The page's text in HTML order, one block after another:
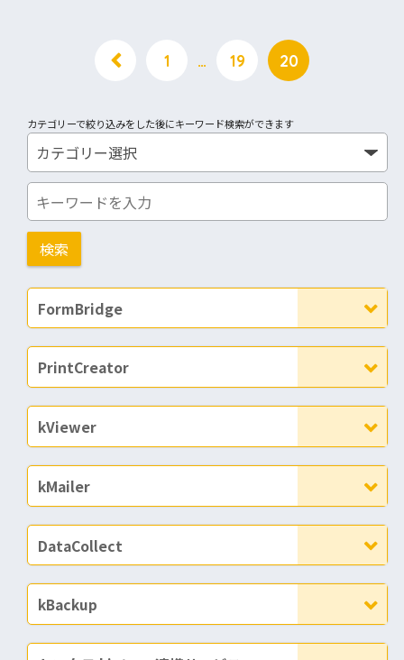
1 … 19 20
カテゴリーで絞り込みをした後にキーワード検索ができます
FormBridge
PrintCreator
kViewer
kMailer
DataCollect
kBackup